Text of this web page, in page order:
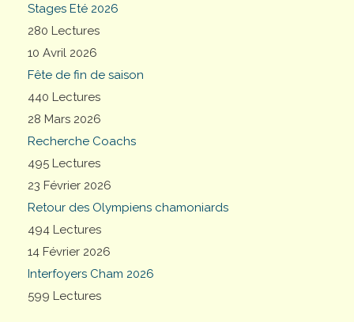
Stages Eté 2026
280 Lectures
10 Avril 2026
Fête de fin de saison
440 Lectures
28 Mars 2026
Recherche Coachs
495 Lectures
23 Février 2026
Retour des Olympiens chamoniards
494 Lectures
14 Février 2026
Interfoyers Cham 2026
599 Lectures